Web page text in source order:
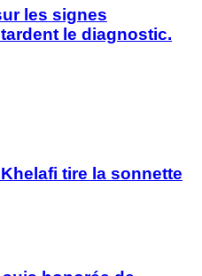
les signes
le diagnostic.
tire la sonnette